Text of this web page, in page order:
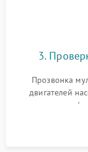
3.
Прозвонка
двигателей
прессостата
концевика